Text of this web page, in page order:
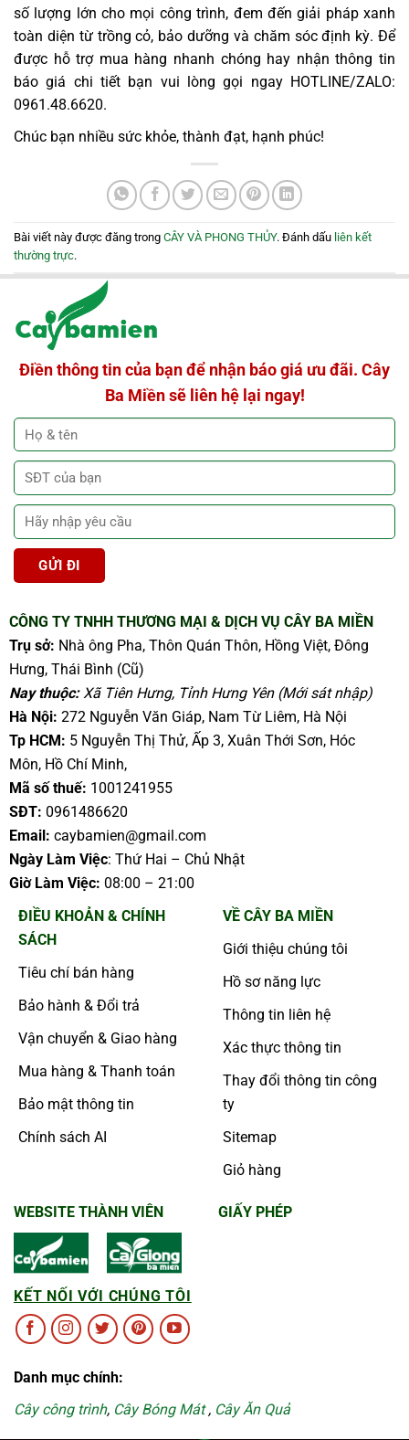
số lượng lớn cho mọi công trình, đem đến giải pháp xanh
toàn diện từ trồng cỏ, bảo dưỡng và chăm sóc định kỳ. Để
được hỗ trợ mua hàng nhanh chóng hay nhận thông tin
báo giá chi tiết bạn vui lòng gọi ngay HOTLINE/ZALO:
0961.48.6620.
Chúc bạn nhiều sức khỏe, thành đạt, hạnh phúc!
Bài viết này được đăng trong CÂY VÀ PHONG THỦY. Đánh dấu liên kết
thường trực.
Điền thông tin của bạn để nhận báo giá ưu đãi. Cây
Ba Miền sẽ liên hệ lại ngay!
CÔNG TY TNHH THƯƠNG MẠI & DỊCH VỤ CÂY BA MIỀN
Trụ sở: Nhà ông Pha, Thôn Quán Thôn, Hồng Việt, Đông
Hưng, Thái Bình (Cũ)
Nay thuộc:Xã Tiên Hưng, Tỉnh Hưng Yên (Mới sát nhập)
Hà Nội: 272 Nguyễn Văn Giáp, Nam Từ Liêm, Hà Nội
Tp HCM: 5 Nguyễn Thị Thử, Ấp 3, Xuân Thới Sơn, Hóc
Môn, Hồ Chí Minh,
Mã số thuế: 1001241955
SĐT: 0961486620
Email: caybamien@gmail.com
Ngày Làm Việc: Thứ Hai – Chủ Nhật
Giờ Làm Việc: 08:00 – 21:00
ĐIỀU KHOẢN & CHÍNH
SÁCH
Tiêu chí bán hàng
Bảo hành & Đổi trả
Vận chuyển & Giao hàng
Mua hàng & Thanh toán
Bảo mật thông tin
Chính sách AI
VỀ CÂY BA MIỀN
Giới thiệu chúng tôi
Hồ sơ năng lực
Thông tin liên hệ
Xác thực thông tin
Thay đổi thông tin công
ty
Sitemap
Giỏ hàng
WEBSITE THÀNH VIÊN GIẤY PHÉP
KẾT NỐI VỚI CHÚNG TÔI
Danh mục chính:
Cây công trình, Cây Bóng Mát, Cây Ăn Quả